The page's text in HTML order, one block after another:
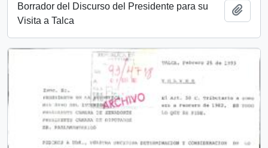
Borrador del Discurso del Presidente para su
Visita a Talca